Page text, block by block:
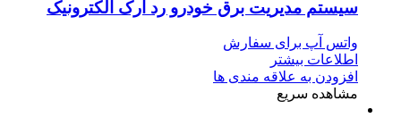
سیستم مدیریت برق خودرو رد آرک الکترونیک
واتس آپ برای سفارش
اطلاعات بیشتر
افزودن به علاقه مندی ها
مشاهده سریع